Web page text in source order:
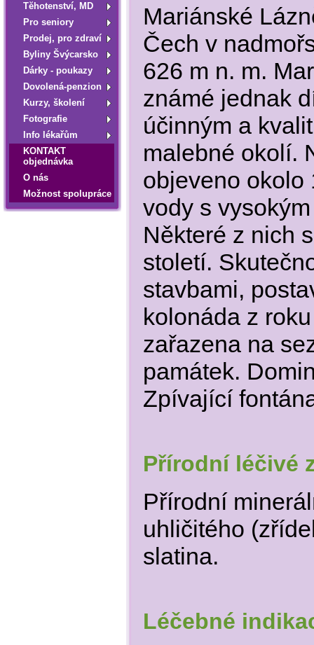
Tĕhotenství, MD
Pro seniory
Prodej, pro zdraví
Byliny Švýcarsko
Dárky - poukazy
Dovolená-penzion
Kurzy, školení
Fotografie
Info lékařům
KONTAKT
objednávka
O nás
Možnost spolupráce
Mariánské
Čech v
626 m n. m.
známé jednak
účinným a
malebné okolí.
objeveno okolo
vody s
Některé z nich
století.
stavbami,
kolonáda z
zařazena na
památek.
Zpívající
Přírodní léčivé
Přírodní
uhličitého
slatina.
Léčebné